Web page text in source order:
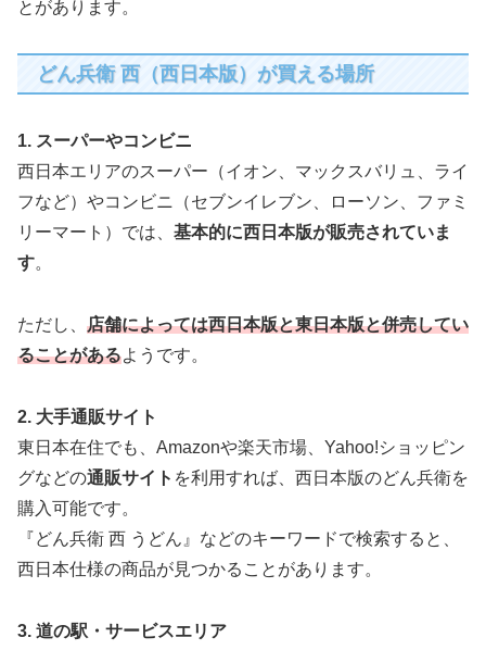
とがあります。
どん兵衛 西（西日本版）が買える場所
1. スーパーやコンビニ
西日本エリアのスーパー（イオン、マックスバリュ、ライ
フなど）やコンビニ（セブンイレブン、ローソン、ファミ
リーマート）では、 基本的に西日本版が販売されていま
す。
ただし、 店舗によっては西日本版と東日本版と併売してい
ることがあるようです。
2. 大手通販サイト
東日本在住でも、Amazonや楽天市場、Yahoo!ショッピン
グなどの通販サイト を利用すれば、西日本版のどん兵衛を
購入可能です。
『どん兵衛 西 うどん』などのキーワードで検索すると、
西日本仕様の商品が見つかることがあります。
3. 道の駅・サービスエリア